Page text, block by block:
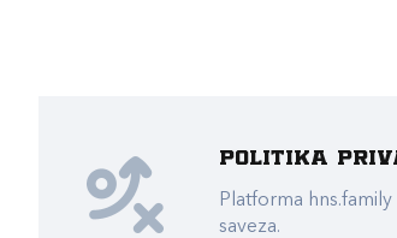
Politika
Platforma
saveza.